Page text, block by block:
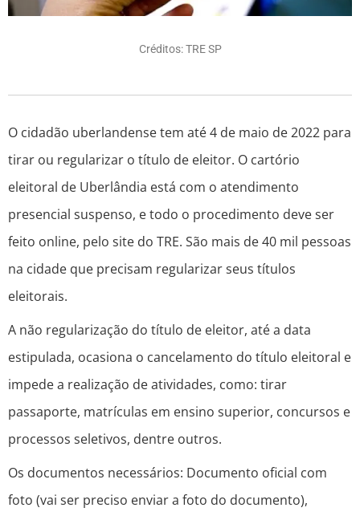
Créditos: TRE SP
O cidadão uberlandense tem até 4 de maio de 2022 para
tirar ou regularizar o título de eleitor. O cartório
eleitoral de Uberlândia está com o atendimento
presencial suspenso, e todo o procedimento deve ser
feito online, pelo site do TRE. São mais de 40 mil pessoas
na cidade que precisam regularizar seus títulos
eleitorais.
A não regularização do título de eleitor, até a data
estipulada, ocasiona o cancelamento do título eleitoral e
impede a realização de atividades, como: tirar
passaporte, matrículas em ensino superior, concursos e
processos seletivos, dentre outros.
Os documentos necessários: Documento oficial com
foto (vai ser preciso enviar a foto do documento),